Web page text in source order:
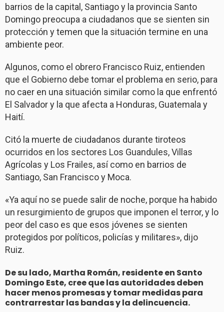
barrios de la capital, Santiago y la provincia Santo
Domingo preocupa a ciudadanos que se sienten sin
protección y temen que la situación termine en una
ambiente peor.
Algunos, como el obrero Francisco Ruiz, entienden
que el Gobierno debe tomar el problema en serio, para
no caer en una situación similar como la que enfrentó
El Salvador y la que afecta a Honduras, Guatemala y
Haití.
Citó la muerte de ciudadanos durante tiroteos
ocurridos en los sectores Los Guandules, Villas
Agrícolas y Los Frailes, así como en barrios de
Santiago, San Francisco y Moca.
«Ya aquí no se puede salir de noche, porque ha habido
un resurgimiento de grupos que imponen el terror, y lo
peor del caso es que esos jóvenes se sienten
protegidos por políticos, policías y militares», dijo
Ruiz.
De su lado, Martha Román, residente en Santo
Domingo Este, cree que las autoridades deben
hacer menos promesas y tomar medidas para
contrarrestar las bandas y la delincuencia.